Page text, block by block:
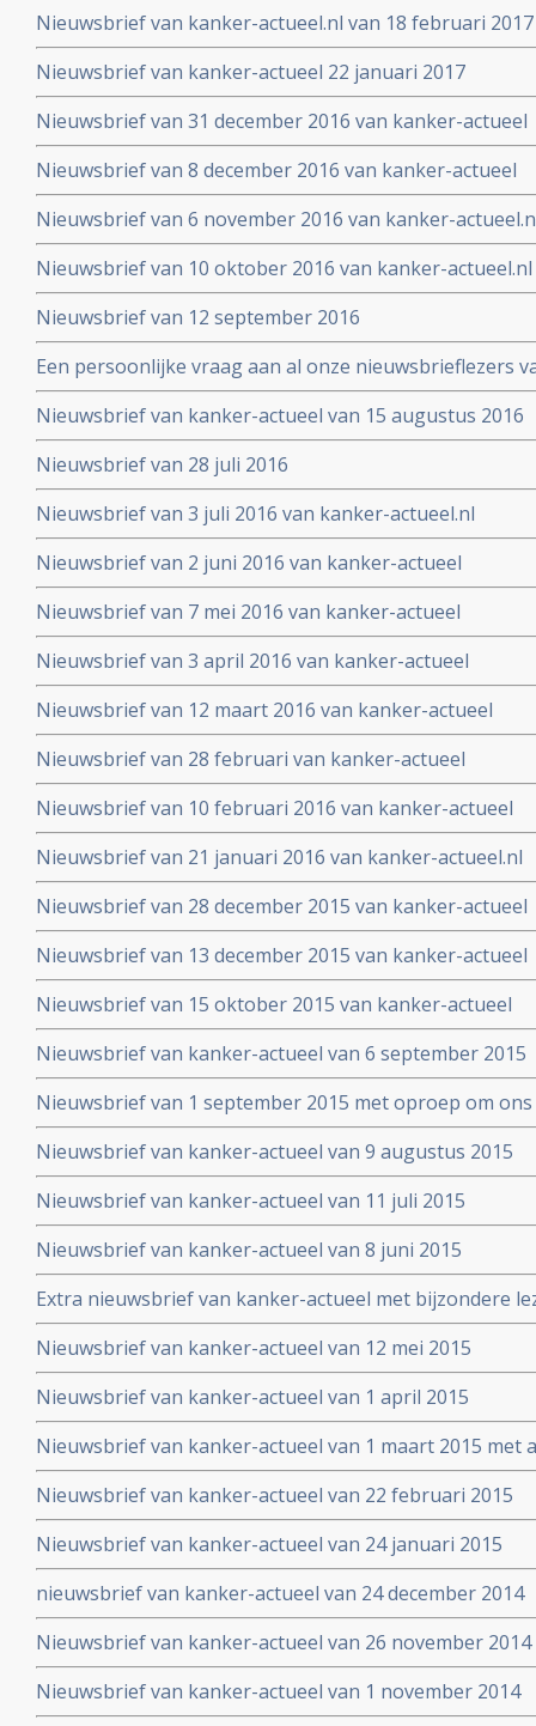
Nieuwsbrief van kanker-actueel.nl van 18 februari 2017
Nieuwsbrief van kanker-actueel 22 januari 2017
Nieuwsbrief van 31 december 2016 van kanker-actueel
Nieuwsbrief van 8 december 2016 van kanker-actueel
Nieuwsbrief van 6 november 2016 van kanker-
Nieuwsbrief van 10 oktober 2016 van kanker-actueel.nl
Nieuwsbrief van 12 september 2016
Een persoonlijke vraag aan al onze nieuwsbrieflezers
Nieuwsbrief van kanker-actueel van 15 augustus 2016
Nieuwsbrief van 28 juli 2016
Nieuwsbrief van 3 juli 2016 van kanker-actueel.nl
Nieuwsbrief van 2 juni 2016 van kanker-actueel
Nieuwsbrief van 7 mei 2016 van kanker-actueel
Nieuwsbrief van 3 april 2016 van kanker-actueel
Nieuwsbrief van 12 maart 2016 van kanker-actueel
Nieuwsbrief van 28 februari van kanker-actueel
Nieuwsbrief van 10 februari 2016 van kanker-actueel
Nieuwsbrief van 21 januari 2016 van kanker-actueel.nl
Nieuwsbrief van 28 december 2015 van kanker-actueel
Nieuwsbrief van 13 december 2015 van kanker-actueel
Nieuwsbrief van 15 oktober 2015 van kanker-actueel
Nieuwsbrief van kanker-actueel van 6 september 2015
Nieuwsbrief van 1 september 2015 met oproep om
Nieuwsbrief van kanker-actueel van 9 augustus 2015
Nieuwsbrief van kanker-actueel van 11 juli 2015
Nieuwsbrief van kanker-actueel van 8 juni 2015
Extra nieuwsbrief van kanker-actueel met bijzondere
Truth about cancer: Step outside the box op 25 mei
symposium
Nieuwsbrief van kanker-actueel van 12 mei 2015
Nieuwsbrief van kanker-actueel van 1 april 2015
Nieuwsbrief van kanker-actueel van 1 maart 2015 met
wetenschappelijk bewezen niet-toxische middelen en
Nieuwsbrief van kanker-actueel van 22 februari 2015
Nieuwsbrief van kanker-actueel van 24 januari 2015
nieuwsbrief van kanker-actueel van 24 december 2014
Nieuwsbrief van kanker-actueel van 26 november 2014
Nieuwsbrief van kanker-actueel van 1 november 2014